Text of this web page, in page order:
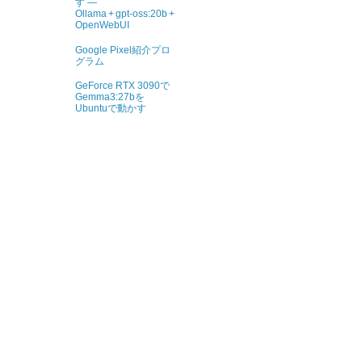
す ―
Ollama + gpt‑oss:20b +
OpenWebUI
Google Pixel紹介プロ
グラム
GeForce RTX 3090で
Gemma3:27bを
Ubuntuで動かす